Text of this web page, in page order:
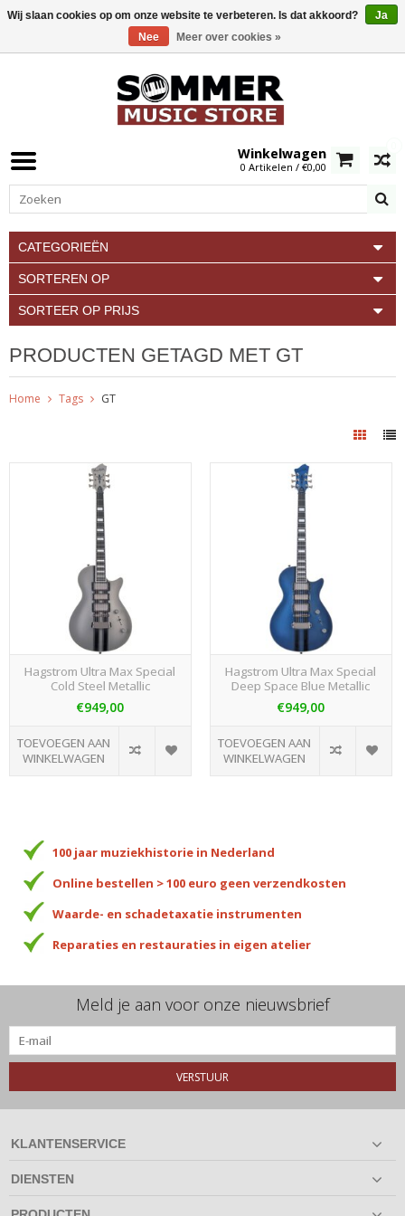
Winkelwagen
0 Artikelen / €0,00
CATEGORIEËN
SORTEREN OP
SORTEER OP PRIJS
PRODUCTEN GETAGD MET GT
Home Tags GT
Hagstrom Ultra Max Special
Cold Steel Metallic
€949,00
TOEVOEGEN AAN
WINKELWAGEN
Hagstrom Ultra Max Special
Deep Space Blue Metallic
€949,00
TOEVOEGEN AAN
WINKELWAGEN
100 jaar muziekhistorie in Nederland
Online bestellen > 100 euro geen verzendkosten
Waarde- en schadetaxatie instrumenten
Reparaties en restauraties in eigen atelier
Meld je aan voor onze nieuwsbrief
VERSTUUR
KLANTENSERVICE
DIENSTEN
Wij slaan cookies op om onze website te verbeteren. Is dat akkoord?
Ja
Nee
Meer over cookies »